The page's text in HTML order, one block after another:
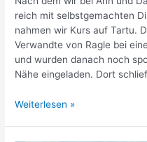
reich mit selbstgemachten
nahmen wir Kurs auf Tartu.
Verwandte von Ragle bei
und wurden danach noch
Nähe eingeladen. Dort
Die
Weiterlesen »